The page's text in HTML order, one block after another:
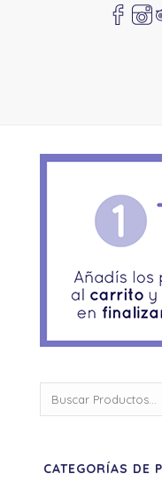
por:
CATEGORÍAS DE